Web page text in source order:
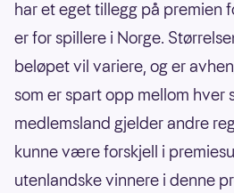
har et eget tillegg på premien
er for spillere i Norge.
beløpet vil variere, og er
som er spart opp mellom hver
medlemsland gjelder andre
kunne være forskjell i
utenlandske vinnere i denne